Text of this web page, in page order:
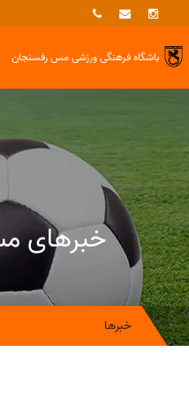
باشگاه فرهنگی ورزشیمس رفسنجان
خبرهای
خبرها